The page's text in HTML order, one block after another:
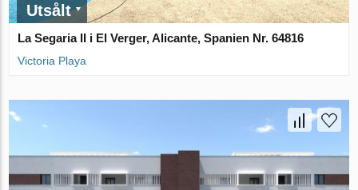
Utsålt
La Segaria II i El Verger, Alicante, Spanien Nr. 64816
Victoria Playa